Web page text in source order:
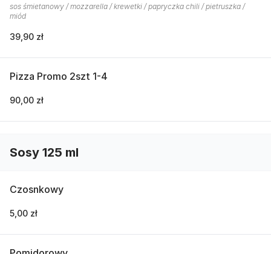
sos śmietanowy / mozzarella / krewetki / papryczka chili / pietruszka /
miód
39,90 zł
Pizza Promo 2szt 1-4
90,00 zł
Sosy 125 ml
Czosnkowy
5,00 zł